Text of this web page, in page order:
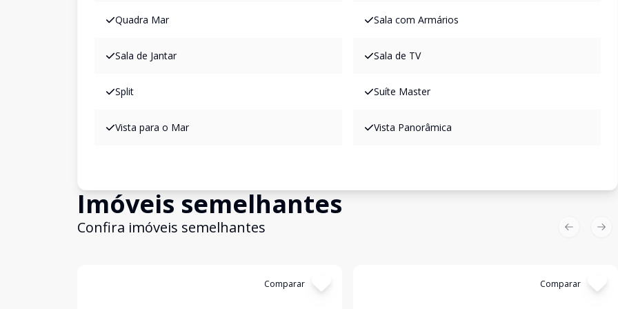
Quadra Mar Sala com Armários
Sala de Jantar Sala de TV
Split Suíte Master
Vista para o Mar Vista Panorâmica
Imóveis semelhantes
Confira imóveis semelhantes
Comparar Comparar
Previous